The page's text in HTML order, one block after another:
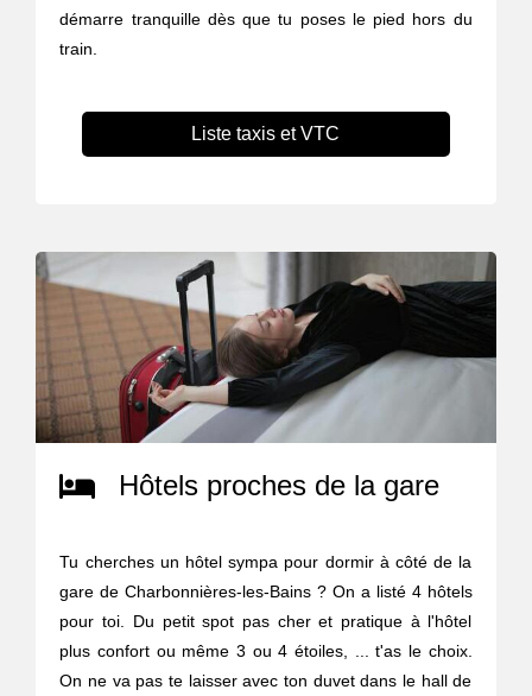
démarre tranquille dès que tu poses le pied hors du
train.
Liste taxis et VTC
Hôtels proches de la gare
Tu cherches un hôtel sympa pour dormir à côté de la
gare de Charbonnières-les-Bains ? On a listé 4 hôtels
pour toi. Du petit spot pas cher et pratique à l'hôtel
plus confort ou même 3 ou 4 étoiles, ... t'as le choix.
On ne va pas te laisser avec ton duvet dans le hall de